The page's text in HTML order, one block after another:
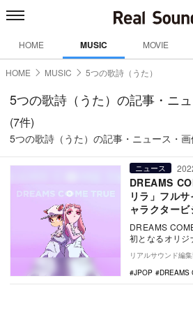
HOME MUSIC MOVIE
HOME MUSIC 5つの歌詩（うた）
5つの歌詩（うた）の記事・ニ
(7件)
5つの歌詩（うた）の記事・ニュース・
ニュース
DREAMS
リラ」フル
ャラクター
DREAMS
初となるオリジ
つの歌詩』に
ラ…
リアルサウンド編
JPOP
DREAMS